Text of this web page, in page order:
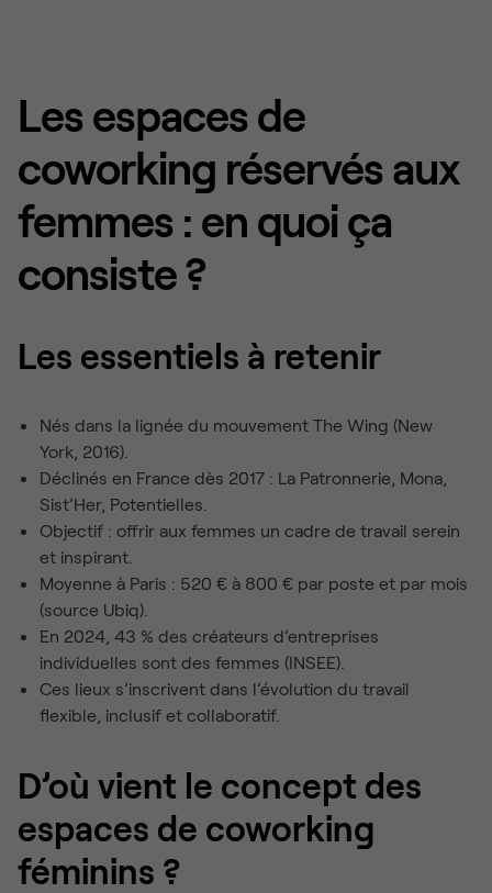
Les espaces de
coworking réservés aux
femmes : en quoi ça
consiste ?
Les essentiels à retenir
Nés dans la lignée du mouvement The Wing (New
York, 2016).
Déclinés en France dès 2017 : La Patronnerie, Mona,
Sist’Her, Potentielles.
Objectif : offrir aux femmes un cadre de travail serein
et inspirant.
Moyenne à Paris : 520 € à 800 € par poste et par mois
(source Ubiq).
En 2024, 43 % des créateurs d’entreprises
individuelles sont des femmes (INSEE).
Ces lieux s’inscrivent dans l’évolution du travail
flexible, inclusif et collaboratif.
D’où vient le concept des
espaces de coworking
féminins ?